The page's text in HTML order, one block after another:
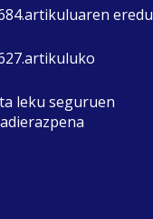
eredu
leku seguruen